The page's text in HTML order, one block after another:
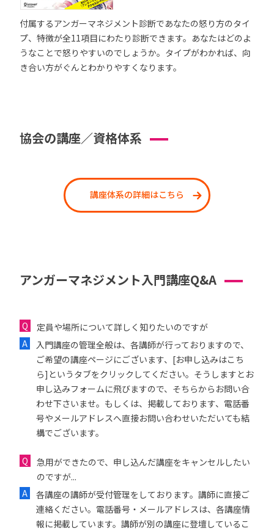
付属するアンガーマネジメント診断であなたの怒り方のタイ
プ、特徴が全11項目にわたり診断できます。あなたはどのよ
うなことで怒りやすいのでしょうか。タイプがわかれば、向
き合い方がぐんとわかりやすくなります。
協会の講座／資格体系
講座体系の詳細はこちら
アンガーマネジメント入門講座Q&A
定員や場所について詳しく知りたいのですが
入門講座の管理全般は、各講師が行っておりますので、
ご希望の講座ページにございます、[お申し込みはこち
ら]というタブをクリックしてください。そうしますとお
申し込みフォームに飛びますので、そちらからお問い合
わせ下さいませ。もしくは、掲載しております、電話番
号やメールアドレスへ直接お問い合わせいただいても結
構でございます。
急用ができたので、申し込んだ講座をキャンセルしたい
のですが...
各講座の講師が受付管理をしております。講師に直接ご
連絡ください。電話番号・メールアドレスは、各講座情
報に掲載しています。講師が別の講座に登壇しているこ